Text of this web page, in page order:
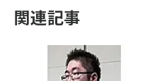
関連記事